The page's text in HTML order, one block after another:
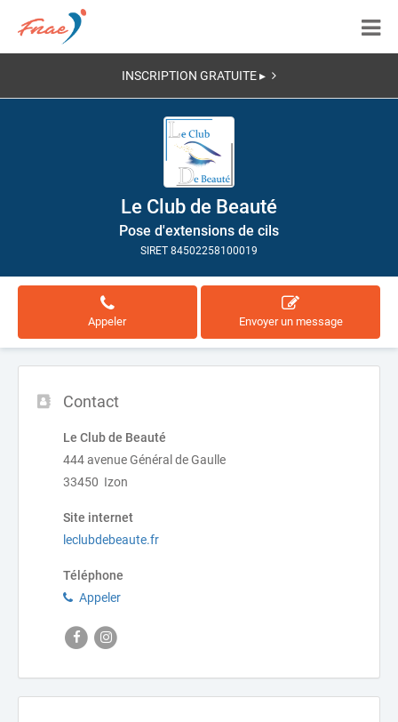
INSCRIPTION GRATUITE ▸
Le Club de Beauté
Pose d'extensions de cils
SIRET 84502258100019
Appeler Envoyer un message
Contact
Le Club de Beauté
444 avenue Général de Gaulle
33450 Izon
Site internet
leclubdebeaute.fr
Téléphone
Appeler